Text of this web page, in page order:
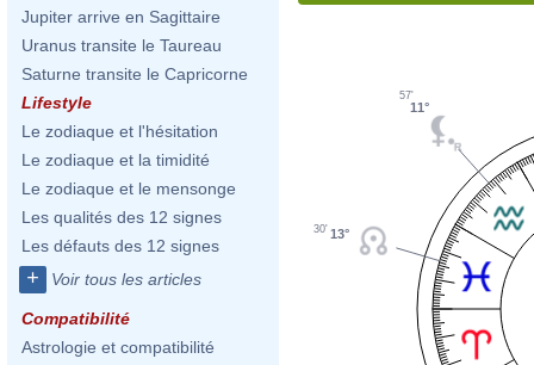
Jupiter arrive en Sagittaire
Uranus transite le Taureau
Saturne transite le Capricorne
Lifestyle
Le zodiaque et l'hésitation
Le zodiaque et la timidité
Le zodiaque et le mensonge
Les qualités des 12 signes
Les défauts des 12 signes
+ Voir tous les articles
Compatibilité
Astrologie et compatibilité
11°
57'
13°
30'